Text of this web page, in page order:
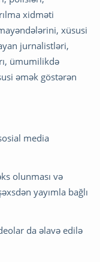
xidməti
xüsusi
jurnalistləri,
ümumilikdə
əmək göstərən
media
olunması və
yayımla bağlı
da əlavə edilə